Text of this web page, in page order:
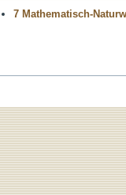
7 Mathematisch-